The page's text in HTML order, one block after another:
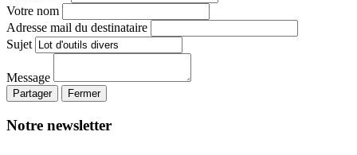
Votre nom
Adresse mail du destinataire
Sujet
Message
Partager Fermer
Notre newsletter